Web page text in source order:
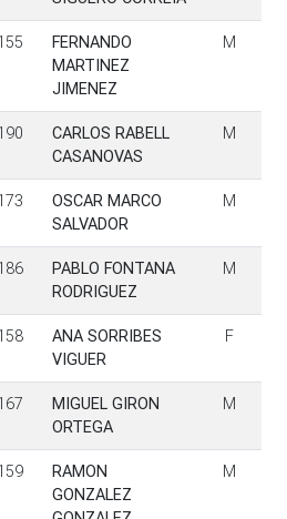
FERNANDO
MARTINEZ
JIMENEZ
M
CARLOS RABELL
CASANOVAS
M
OSCAR MARCO
SALVADOR
M
PABLO FONTANA
RODRIGUEZ
M
ANA SORRIBES
VIGUER
F
MIGUEL GIRON
ORTEGA
M
RAMON
GONZALEZ
M